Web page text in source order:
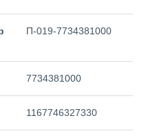
П-019-7734381000
7734381000
1167746327330